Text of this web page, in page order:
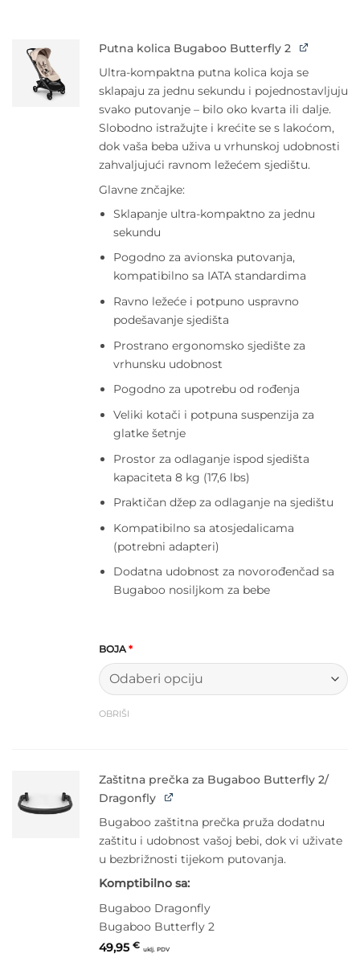
Putna kolica Bugaboo Butterfly 2
Ultra-kompaktna putna kolica koja se
sklapaju za jednu sekundu i pojednostavljuju
svako putovanje – bilo oko kvarta ili dalje.
Slobodno istražujte i krećite se s lakoćom,
dok vaša beba uživa u vrhunskoj udobnosti
zahvaljujući ravnom ležećem sjedištu.
Glavne znčajke:
Sklapanje ultra-kompaktno za jednu
sekundu
Pogodno za avionska putovanja,
kompatibilno sa IATA standardima
Ravno ležeće i potpuno uspravno
podešavanje sjedišta
Prostrano ergonomsko sjedište za
vrhunsku udobnost
Pogodno za upotrebu od rođenja
Veliki kotači i potpuna suspenzija za
glatke šetnje
Prostor za odlaganje ispod sjedišta
kapaciteta 8 kg (17,6 lbs)
Praktičan džep za odlaganje na sjedištu
Kompatibilno sa atosjedalicama
(potrebni adapteri)
Dodatna udobnost za novorođenčad sa
Bugaboo nosiljkom za bebe
BOJA*
OBRIŠI
Zaštitna prečka za Bugaboo Butterfly 2/
Dragonfly
Bugaboo zaštitna prečka pruža dodatnu
zaštitu i udobnost vašoj bebi, dok vi uživate
u bezbrižnosti tijekom putovanja.
Komptibilno sa:
Bugaboo Dragonfly
Bugaboo Butterfly 2
49,95 € uklj. PDV